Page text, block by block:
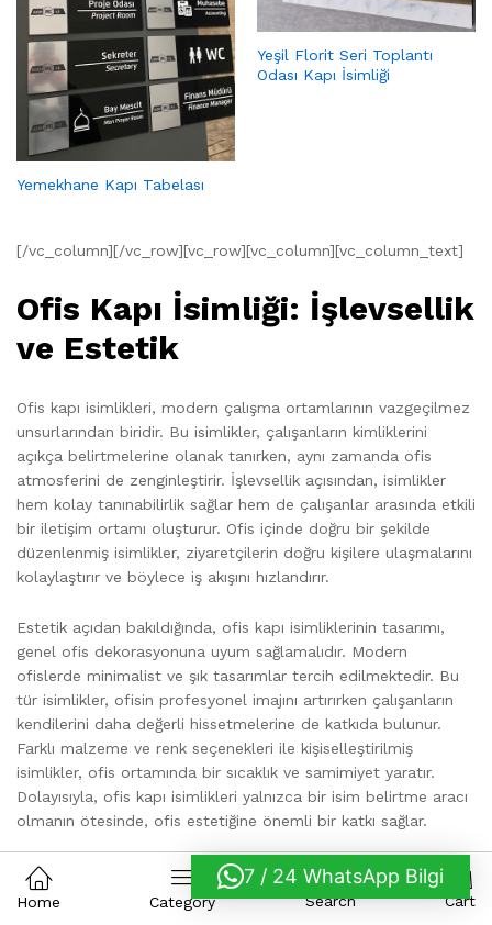
Yemekhane Kapı Tabelası
Yeşil Florit Seri Toplantı
Odası Kapı İsimliği
[/vc_column][/vc_row][vc_row][vc_column][vc_column_text]
Ofis Kapı İsimliği: İşlevsellik
ve Estetik
Ofis kapı isimlikleri, modern çalışma ortamlarının vazgeçilmez
unsurlarından biridir. Bu isimlikler, çalışanların kimliklerini
açıkça belirtmelerine olanak tanırken, aynı zamanda ofis
atmosferini de zenginleştirir. İşlevsellik açısından, isimlikler
hem kolay tanınabilirlik sağlar hem de çalışanlar arasında etkili
bir iletişim ortamı oluşturur. Ofis içinde doğru bir şekilde
düzenlenmiş isimlikler, ziyaretçilerin doğru kişilere ulaşmalarını
kolaylaştırır ve böylece iş akışını hızlandırır.
Estetik açıdan bakıldığında, ofis kapı isimliklerinin tasarımı,
genel ofis dekorasyonuna uyum sağlamalıdır. Modern
ofislerde minimalist ve şık tasarımlar tercih edilmektedir. Bu
tür isimlikler, ofisin profesyonel imajını artırırken çalışanların
kendilerini daha değerli hissetmelerine de katkıda bulunur.
Farklı malzeme ve renk seçenekleri ile kişiselleştirilmiş
isimlikler, ofis ortamında bir sıcaklık ve samimiyet yaratır.
Dolayısıyla, ofis kapı isimlikleri yalnızca bir isim belirtme aracı
olmanın ötesinde, ofis estetiğine önemli bir katkı sağlar.
Gelişen teknoloji ile birlikte, ofis kapı isimlikleri dijitalle de
entegre edilebilmektedir. Örneğin, dokunmatik ekranlar
Home Category Search
0
Cart
7 / 24 WhatsApp Bilgi